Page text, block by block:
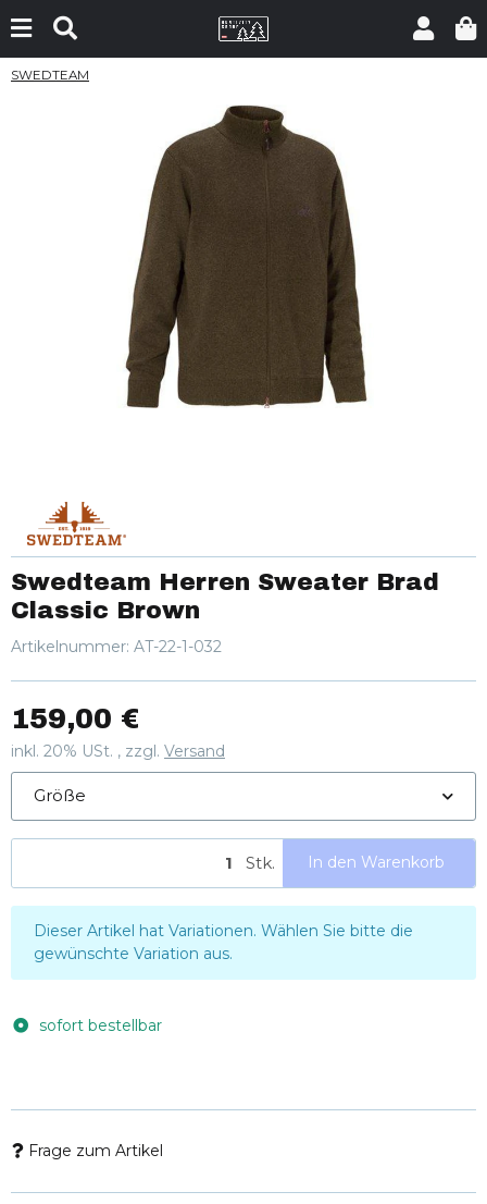
SWEDTEAM
Swedteam Herren Sweater Brad
Classic Brown
Artikelnummer: AT-22-1-032
159,00 €
inkl. 20% USt. , zzgl. Versand
Größe
Stk. In den Warenkorb
xDieser Artikel hat Variationen. Wählen Sie bitte die
gewünschte Variation aus.
sofort bestellbar
Frage zum Artikel